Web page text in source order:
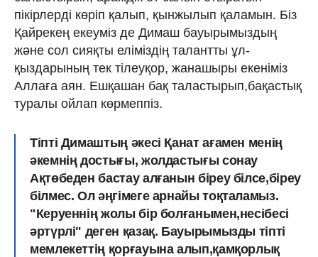
пікірлерді көріп қалып, қынжылып қаламын. Біз
Қайрекең екеуміз де Димаш бауырымыздың
және сол сияқты еліміздің талантты ұл-
қыздарының тек тілеуқор, жанашыры екеніміз
Аллаға аян. Ешқашан бақ таластырып,бақастық
туралы ойлап көрмеппіз.
Тіпті Димаштың әкесі Қанат ағамен менің
әкемнің достығы, жолдастығы сонау
Ақтөбеден бастау алғанын біреу білсе,біреу
білмес. Ол әңгімеге арнайы тоқталамыз.
"Керуеннің жолы бір болғанымен,несібесі
әртүрлі" деген қазақ. Бауырымызды тіпті
мемлекеттің қорғауына алып,қамқорлық